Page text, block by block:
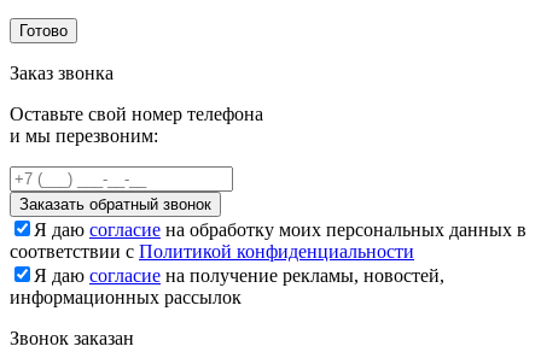
Готово
Заказ звонка
Оставьте свой номер телефона
и мы перезвоним:
Заказать обратный звонок
Я даю согласие на обработку моих персональных данных в
соответствии с Политикой конфиденциальности
Я даю согласие на получение рекламы, новостей,
информационных рассылок
Звонок заказан